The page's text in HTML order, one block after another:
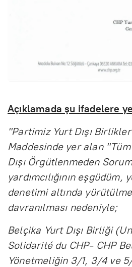
Açıklamada şu ifadelere
"Partimiz Yurt Dışı
Maddesinde yer alan
Dışı Örgütlenmeden
yardımcılığının
denetimi altında
davranılması nedeniyle;
Belçika Yurt Dışı Birliği
Solidarité du CHP- CHP
Yönetmeliğin 3/1, 3/4 ve